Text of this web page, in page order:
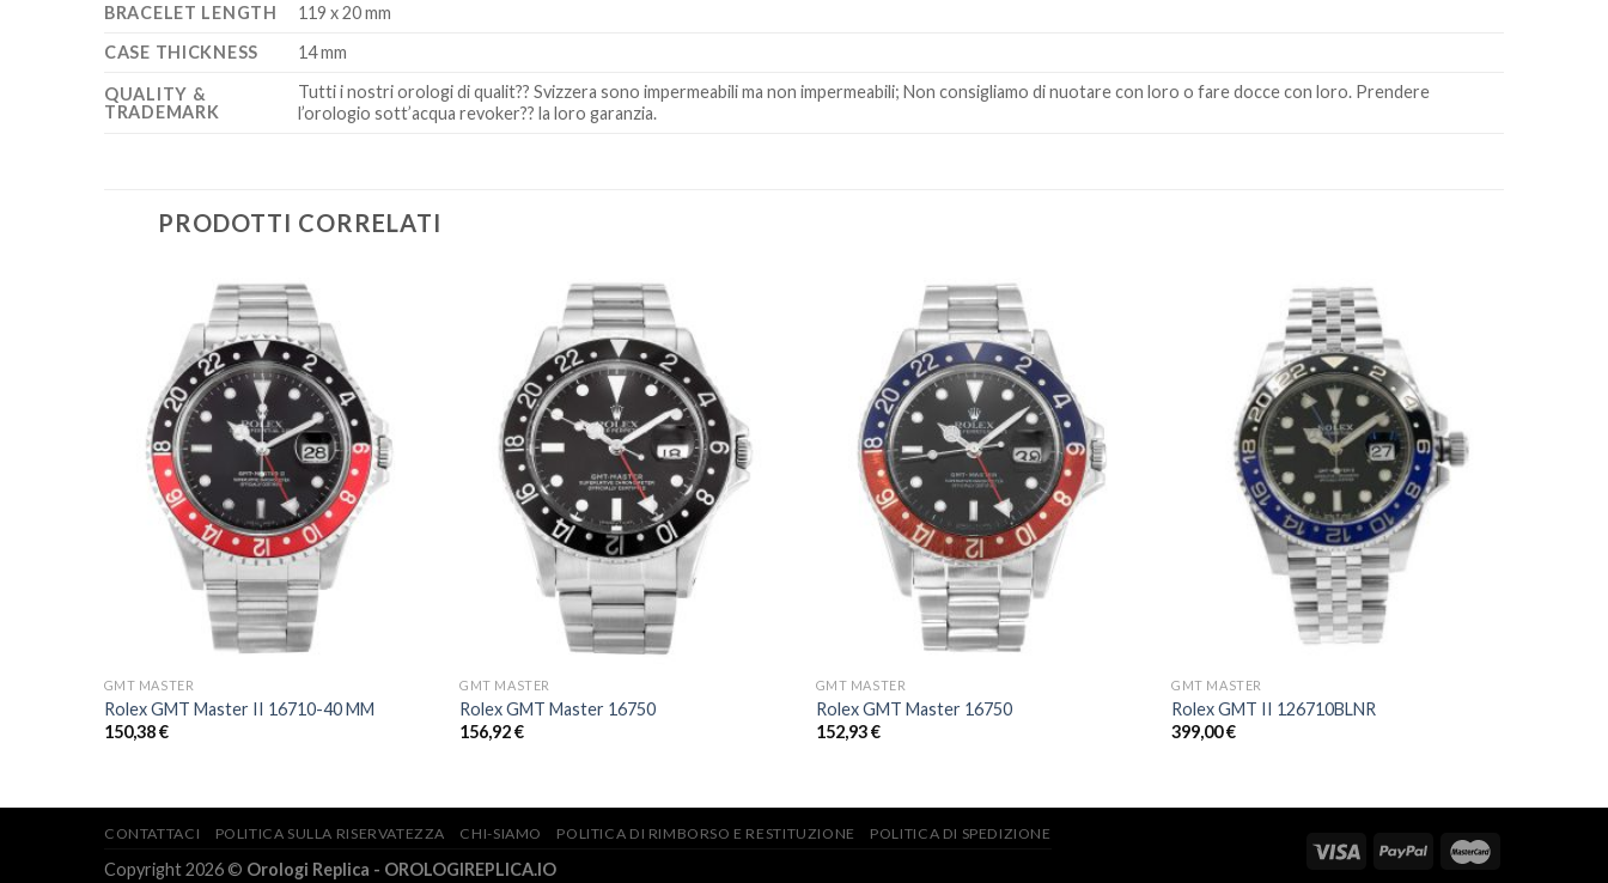
BRACELET LENGTH
119 x 20 mm
CASE THICKNESS
14 mm
QUALITY &
TRADEMARK
Tutti i nostri orologi di qualit?? Svizzera sono impermeabili ma non impermeabili; Non consigliamo di nuotare con loro o fare docce con loro. Prendere
l’orologio sott’acqua revoker?? la loro garanzia.
PRODOTTI CORRELATI
GMT MASTER
Rolex GMT Master II 16710-40 MM
150,38€
GMT MASTER
Rolex GMT Master 16750
156,92€
GMT MASTER
Rolex GMT Master 16750
152,93€
GMT MASTER
Rolex GMT II 126710BLNR
399,00€
CONTATTACI POLITICA SULLA RISERVATEZZA CHI-SIAMO POLITICA DI RIMBORSO E RESTITUZIONE POLITICA DI SPEDIZIONE
Copyright 2026 © Orologi Replica - OROLOGIREPLICA.IO